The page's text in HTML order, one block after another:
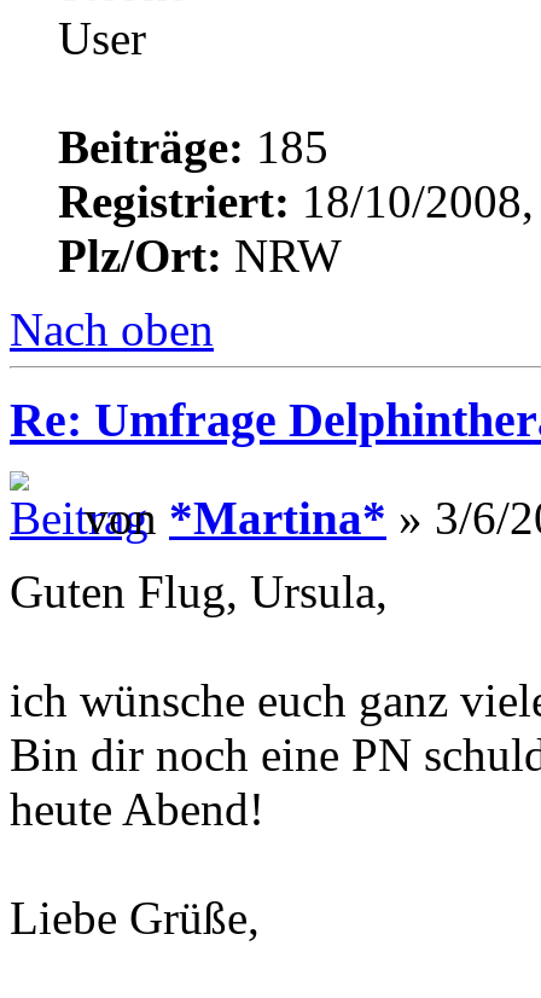
Beiträge: 185
Registriert: 18/10/
Plz/Ort: NRW
Nach oben
Re: Umfrage
von *Martina* » 3/6/
Guten Flug, Ursula,
ich wünsche euch ganz
Bin dir noch eine PN
heute Abend!
Liebe Grüße,